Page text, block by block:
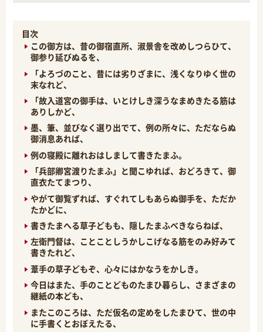
目次
この御方は、昔の御宿直所、淑景舎を改めしつらひて、
御参り延びぬるを、
「よろづのこと、昔には劣りざまに、浅くなりゆく世の
末なれど、
「故入道宮の御手は、いとけしき深うなまめきたる筋は
ありしかど、
墨、筆、並びなく選り出でて、例の所々に、ただならぬ
御消息あれば、
例の寝殿に離れおはしまして書きたまふ。
「兵部卿宮渡りたまふ」と聞こゆれば、おどろきて、御
直衣たてまつり、
やがて御覧ずれば、すぐれてしもあらぬ御手を、ただか
たかどに、
書きたまへる草子どもも、隠したまふべきならねば、
左衛門督は、ことことしうかしこげなる筋をのみ好みて
書きたれど、
葦手の草子どもぞ、心々にはかなうをかしき。
今日はまた、手のことどものたまひ暮らし、さまざまの
継紙の本ども、
またこのころは、ただ仮名の定めをしたまひて、世の中
に手書くとおぼえたる、